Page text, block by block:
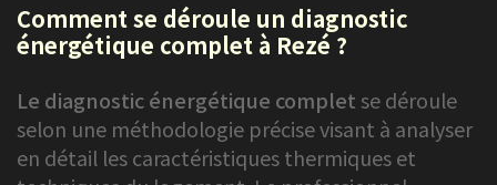
Comment se déroule un diagnostic
énergétique complet à Rezé ?
Le diagnostic énergétique complet se déroule
selon une méthodologie précise visant à analyser
en détail les caractéristiques thermiques et